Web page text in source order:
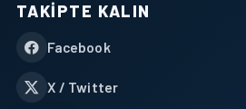
TAKIPTE KALIN
Facebook
X / Twitter